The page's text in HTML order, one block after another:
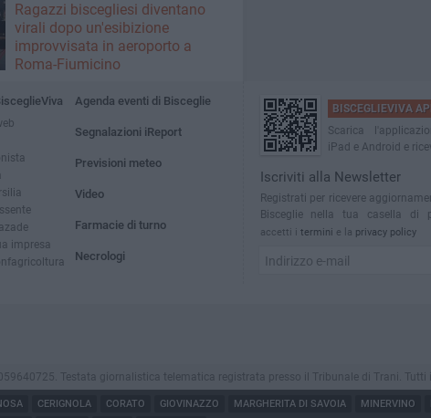
Ragazzi biscegliesi diventano
virali dopo un'esibizione
improvvisata in aeroporto a
Roma-Fiumicino
impresa
Agenda eventi di Bisceglie
Segnalazioni iReport
Previsioni meteo
Video
Farmacie di turno
Necrologi
BISCEGLIEVIVA
Scarica
iPad e Android e
Iscriviti alla Newsletter
Registrati per ricevere
Bisceglie nella tua casella di
accetti i termini e la privacy policy
Testata giornalistica telematica registrata presso il Tribunale di Trani. Tutti
CERIGNOLA CORATO GIOVINAZZO MARGHERITA DI SAVOIA MINERVINO